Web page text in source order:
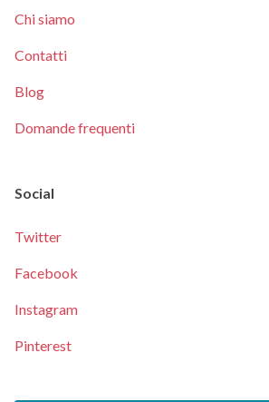
Chi siamo
Contatti
Blog
Domande frequenti
Social
Twitter
Facebook
Instagram
Pinterest